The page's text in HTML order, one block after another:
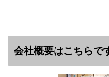
会社概要はこちらで